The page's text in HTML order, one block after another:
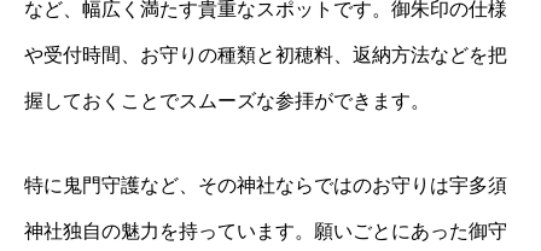
など、幅広く満たす貴重なスポットです。御朱印の仕様
や受付時間、お守りの種類と初穂料、返納方法などを把
握しておくことでスムーズな参拝ができます。
特に鬼門守護など、その神社ならではのお守りは宇多須
神社独自の魅力を持っています。願いごとにあった御守